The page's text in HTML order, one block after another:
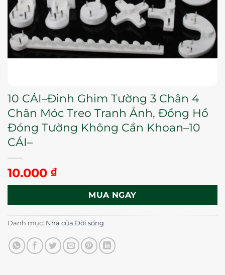
10 CÁI–Đinh Ghim Tường 3 Chân 4
Chân Móc Treo Tranh Ảnh, Đồng Hồ
Đóng Tường Không Cần Khoan–10
CÁI–
10.000 ₫
MUA NGAY
Danh mục: Nhà cửa Đời sống